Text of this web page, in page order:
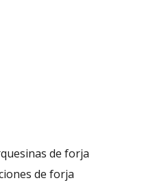
de forja
de forja